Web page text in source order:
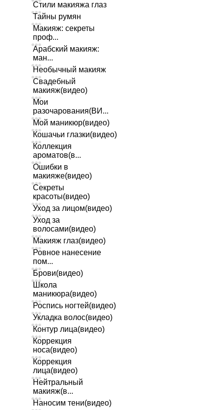
Стили макияжа глаз
Тайны румян
Макияж: секреты
проф...
Арабский макияж:
ман...
Необычный макияж
Свадебный
макияж(видео)
Мои
разочарования(ВИ...
Мой маникюр(видео)
Кошачьи глазки(видео)
Коллекция
ароматов(в...
Ошибки в
макияже(видео)
Секреты
красоты(видео)
Уход за лицом(видео)
Уход за
волосами(видео)
Макияж глаз(видео)
Ровное нанесение
пом...
Брови(видео)
Школа
маникюра(видео)
Роспись ногтей(видео)
Укладка волос(видео)
Контур лица(видео)
Коррекция
носа(видео)
Коррекция
лица(видео)
Нейтральный
макияж(в...
Наносим тени(видео)